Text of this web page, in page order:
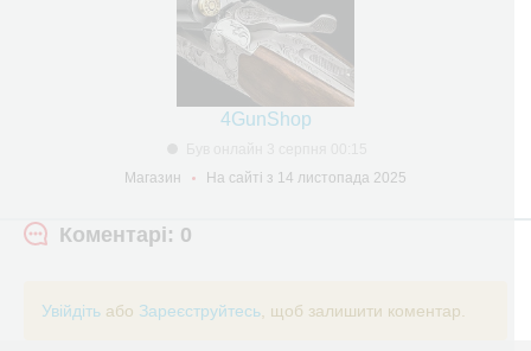
4GunShop
Магазин
На сайті з 14 листопада 2025
Коментарі: 0
Увійдіть або Зареєструйтесь , щоб залишити коментар.